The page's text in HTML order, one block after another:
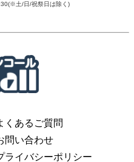
くあるご質問
問い合わせ
ライバシーポリシー
土/日/祝祭日は除く)